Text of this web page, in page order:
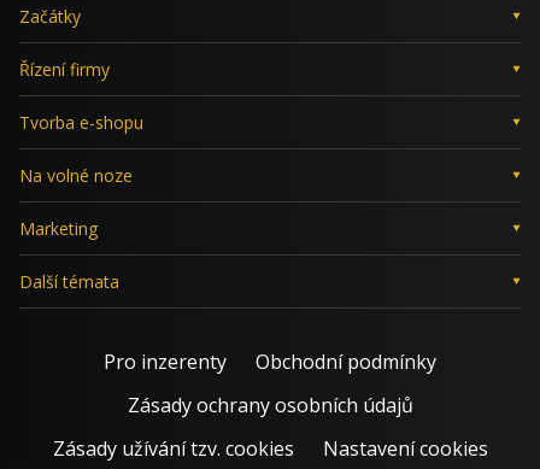
Začátky
Řízení firmy
Tvorba e-shopu
Na volné noze
Marketing
Další témata
Pro inzerenty
Obchodní podmínky
Zásady ochrany osobních údajů
Zásady užívání tzv. cookies
Nastavení cookies